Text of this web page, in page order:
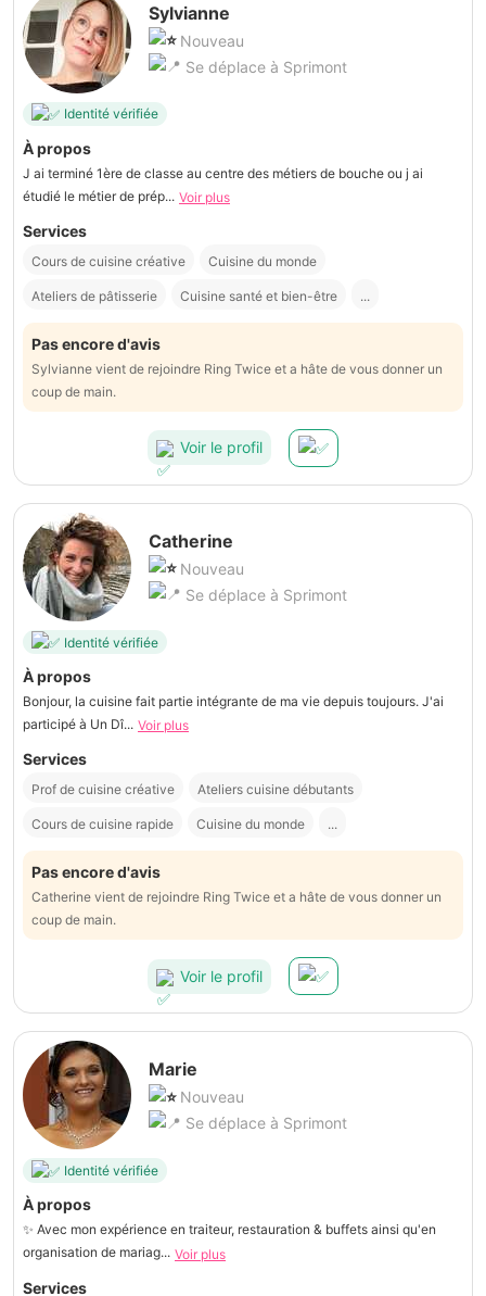
Sylvianne
Nouveau
Se déplace à Sprimont
Identité vérifiée
À propos
J ai terminé 1ère de classe au centre des métiers de bouche ou j ai
étudié le métier de prép... Voir plus
Services
Cours de cuisine créative Cuisine du monde
Ateliers de pâtisserie Cuisine santé et bien-être ...
Pas encore d'avis
Sylvianne vient de rejoindre Ring Twice et a hâte de vous donner un
coup de main.
Voir le profil
Catherine
Nouveau
Se déplace à Sprimont
Identité vérifiée
À propos
Bonjour, la cuisine fait partie intégrante de ma vie depuis toujours. J'ai
participé à Un Dî... Voir plus
Services
Prof de cuisine créative Ateliers cuisine débutants
Cours de cuisine rapide Cuisine du monde ...
Pas encore d'avis
Catherine vient de rejoindre Ring Twice et a hâte de vous donner un
coup de main.
Voir le profil
Marie
Nouveau
Se déplace à Sprimont
Identité vérifiée
À propos
✨ Avec mon expérience en traiteur, restauration & buffets ainsi qu'en
organisation de mariag... Voir plus
Services